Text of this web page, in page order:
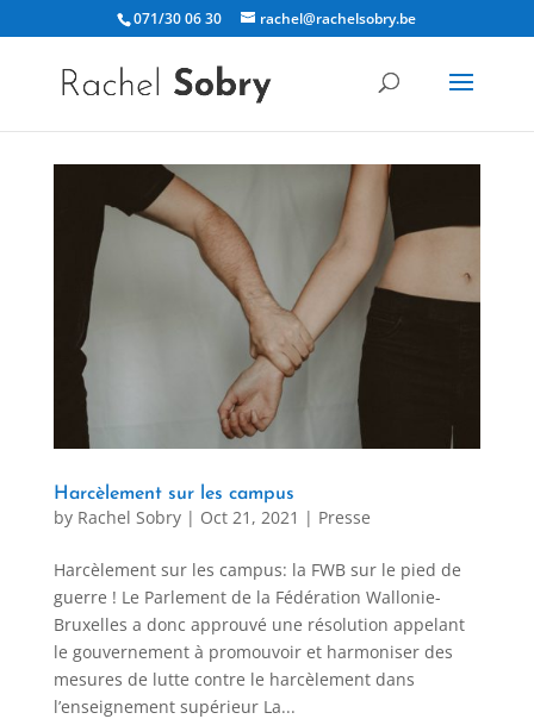
071/30 06 30 rachel@rachelsobry.be
Harcèlement sur les campus
by Rachel Sobry| Oct 21, 2021 | Presse
Harcèlement sur les campus: la FWB sur le pied de
guerre ! Le Parlement de la Fédération Wallonie-
Bruxelles a donc approuvé une résolution appelant
le gouvernement à promouvoir et harmoniser des
mesures de lutte contre le harcèlement dans
l’enseignement supérieur La...